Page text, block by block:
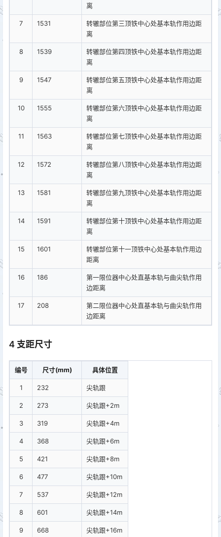
离
7 1531
转辙部位第三顶铁中心处基本轨作用边距
离
8 1539
转辙部位第四顶铁中心处基本轨作用边距
离
9 1547
转辙部位第五顶铁中心处基本轨作用边距
离
10 1555
转辙部位第六顶铁中心处基本轨作用边距
离
11 1563
转辙部位第七顶铁中心处基本轨作用边距
离
12 1572
转辙部位第八顶铁中心处基本轨作用边距
离
13 1581
转辙部位第九顶铁中心处基本轨作用边距
离
14 1591
转辙部位第十顶铁中心处基本轨作用边距
离
15 1601
转辙部位第十一顶铁中心处基本轨作用边
距离
16 186
第一限位器中心处直基本轨与曲尖轨作用
边距离
17 208
第二限位器中心处直基本轨与曲尖轨作用
边距离
4 支距尺寸
编号 尺寸(mm) 具体位置
1 232 尖轨跟
2 273 尖轨跟+2m
3 319 尖轨跟+4m
4 368 尖轨跟+6m
5 421 尖轨跟+8m
6 477 尖轨跟+10m
7 537 尖轨跟+12m
8 601 尖轨跟+14m
9 668 尖轨跟+16m